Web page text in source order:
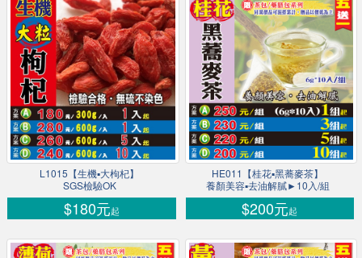
L1015【生機▪大枸杞】
SGS檢驗OK
$180元起
HE011【桂花▪黑蕎麥茶】
養顏美容▪去油解膩►10入/組
$200元起